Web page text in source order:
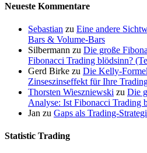
Neueste Kommentare
Sebastian zu Eine andere
Bars & Volume-Bars
Silbermann zu Die große
Fibonacci Trading blödsinn?
Gerd Birke zu Die Kelly-
Zinseszinseffekt für Ihre
Thorsten Wieszniewski zu Die
Analyse: Ist Fibonacci Trading
Jan zu Gaps als Trading-
Statistic Trading